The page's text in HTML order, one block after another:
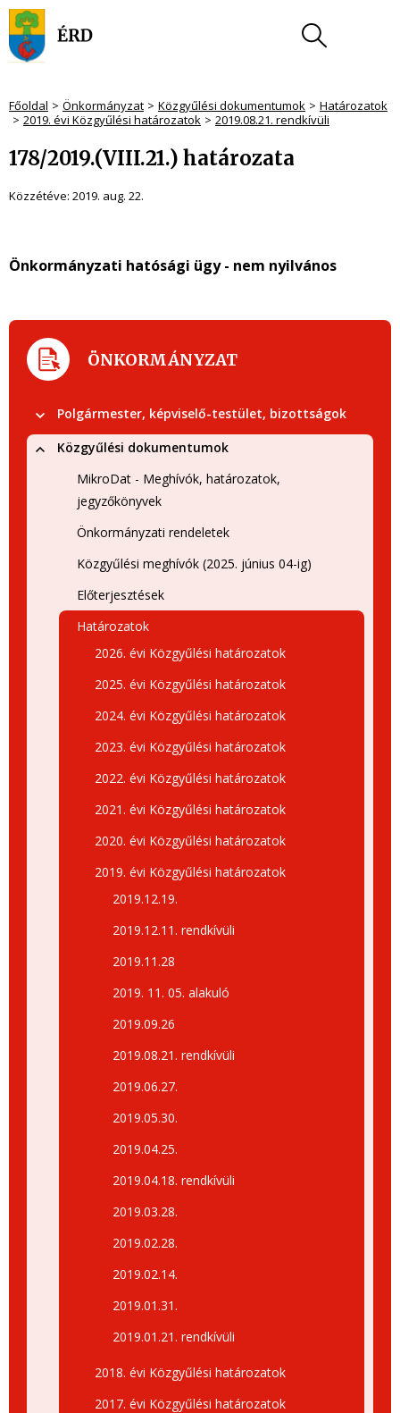
Főoldal Önkormányzat Közgyűlési dokumentumok
Határozatok
2019. évi Közgyűlési határozatok
2019.08.21. rendkívüli
178/2019.(VIII.21.) határozata
Közzétéve: 2019. aug. 22.
Önkormányzati hatósági ügy - nem nyilvános
ÖNKORMÁNYZAT
Polgármester, képviselő-testület, bizottságok
Közgyűlési dokumentumok
MikroDat - Meghívók, határozatok,
jegyzőkönyvek
Önkormányzati rendeletek
Közgyűlési meghívók (2025. június 04-ig)
Előterjesztések
Határozatok
2026. évi Közgyűlési határozatok
2025. évi Közgyűlési határozatok
2024. évi Közgyűlési határozatok
2023. évi Közgyűlési határozatok
2022. évi Közgyűlési határozatok
2021. évi Közgyűlési határozatok
2020. évi Közgyűlési határozatok
2019. évi Közgyűlési határozatok
2019.12.19.
2019.12.11. rendkívüli
2019.11.28
2019. 11. 05. alakuló
2019.09.26
2019.08.21. rendkívüli
2019.06.27.
2019.05.30.
2019.04.25.
2019.04.18. rendkívüli
2019.03.28.
2019.02.28.
2019.02.14.
2019.01.31.
2019.01.21. rendkívüli
2018. évi Közgyűlési határozatok
2017. évi Közgyűlési határozatok